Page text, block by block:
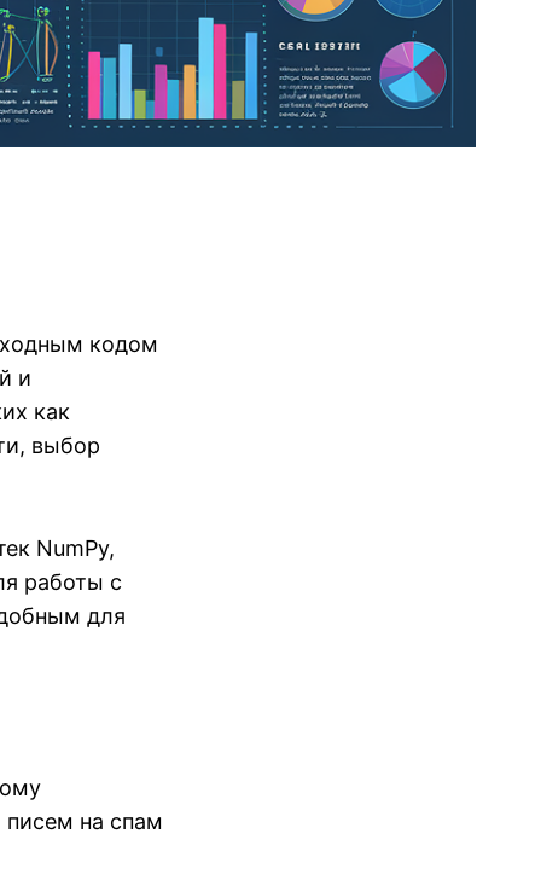
кодом
и
как
выбор
NumPy,
работы с
для
на спам